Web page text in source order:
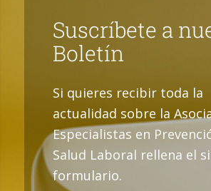
Suscríbete a
Boletín
Si quieres recibir toda la
actualidad sobre la
Especialistas en
Salud Laboral rellena el
formulario.